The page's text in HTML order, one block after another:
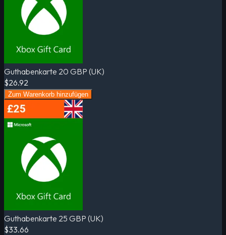
Guthabenkarte 20 GBP (UK)
$26.92
Zum Warenkorb hinzufügen
Guthabenkarte 25 GBP (UK)
$33.66